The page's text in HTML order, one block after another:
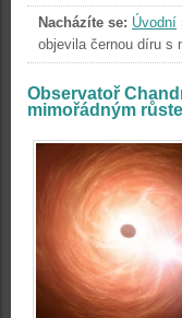
Nacházíte se: Úvodní
objevila černou díru s
Observatoř
mimořádným